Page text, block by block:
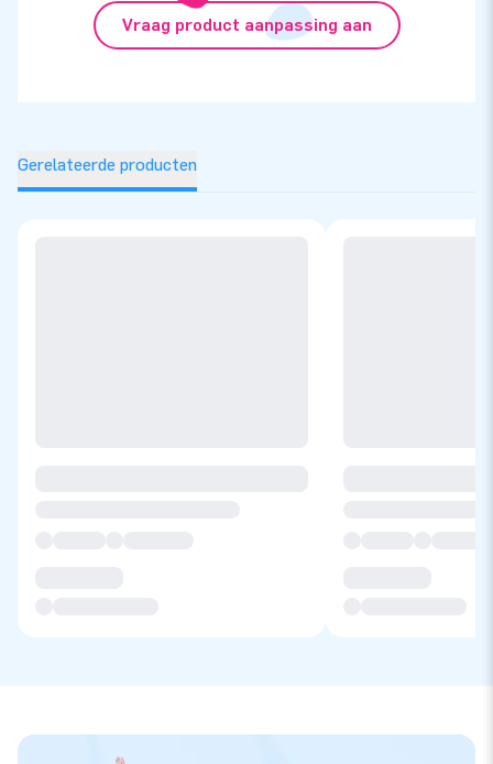
Vraag product aanpassing aan
Gerelateerde producten